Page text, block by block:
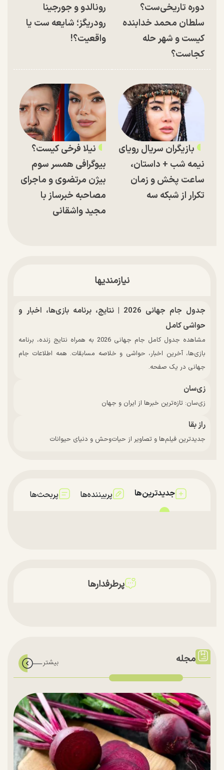
دوره تاریخی‌ست؟
سلطان محمد خدابنده
کیست و شهر حله
کجاست؟
رونالدو و جورجینا
رودریگز؛ شایعه ست یا
واقعیت؟!
بازیگران سریال رویای
نیمه شب + داستان،
ساعت پخش و زمان
تکرار از شبکه سه
نیلا فرخی کیست؟
بیوگرافی همسر سوم
بیژن مرتضوی و ماجرای
مصاحبه خبرساز با
مجید واشقانی
نیازمندیها
جدول جام جهانی 2026 | نتایج، برنامه بازی‌ها، اخبار و
حواشی کامل
مشاهده جدول کامل جام جهانی 2026 به همراه نتایج زنده، برنامه
بازی‌ها، آخرین اخبار، حواشی و خلاصه مسابقات. همه اطلاعات جام
جهانی در یک صفحه.
زی‌سان
زی‌سان: تازه‌ترین خبرها از ایران و جهان
راز بقا
جدیدترین فیلم‌ها و تصاویر از حیات‌وحش و دنیای حیوانات
جدیدترین‌ها پربیننده‌ها پربحث‌ها
پرطرفدارها
مجله